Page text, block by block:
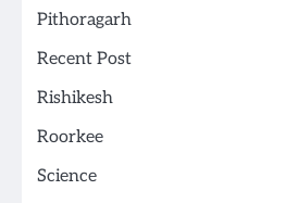
Pithoragarh
Recent Post
Rishikesh
Roorkee
Science